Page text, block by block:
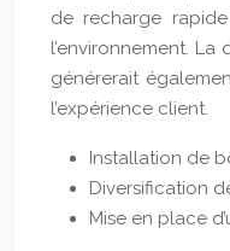
de recharge
l’environnement.
générerait
l’expérience client.
Installation de
Diversification
Mise en place